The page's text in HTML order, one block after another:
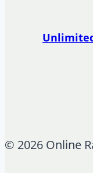
© 2026 Online